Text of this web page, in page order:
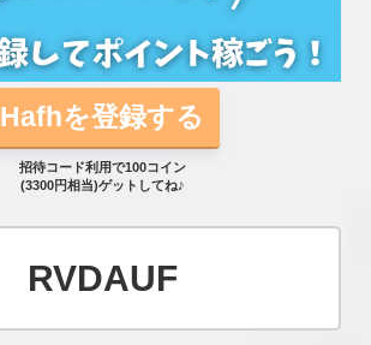
Hafhを登録する
招待コード利用で100コイン
(3300円相当)ゲットしてね♪
RVDAUF